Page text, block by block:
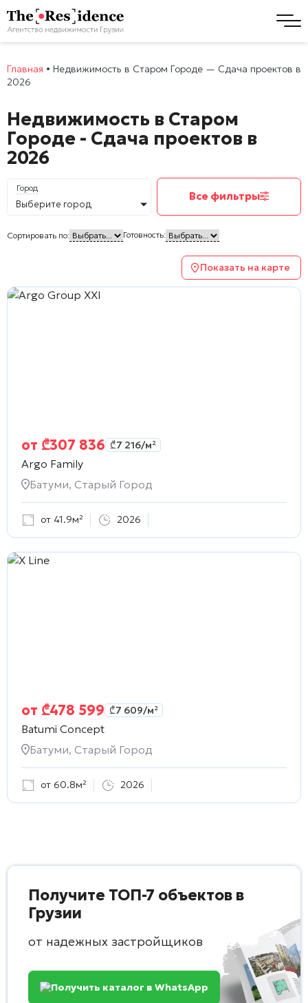
Главная • Недвижимость в Старом Городе — Сдача проектов в
2026
Недвижимость в Старом
Городе - Сдача проектов в
2026
Город
Выберите город
Все фильтры
Сортировать по: Готовность:
Показать на карте
от ₾307 836 ₾7 216/м²
Argo Family
Батуми, Старый Город
от 41.9м² 2026
от ₾478 599 ₾7 609/м²
Batumi Concept
Батуми, Старый Город
от 60.8м² 2026
Получите ТОП-7 объектов в
Грузии
от надежных застройщиков
Получить каталог в WhatsApp